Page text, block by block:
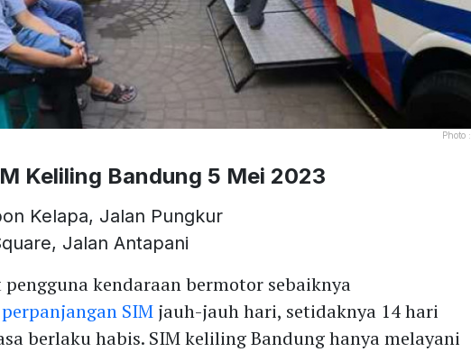
Photo :
Keliling Bandung 5 Mei 2023
Kelapa, Jalan Pungkur
Jalan Antapani
pengguna kendaraan bermotor sebaiknya
perpanjangan SIM jauh-jauh hari, setidaknya 14 hari
berlaku habis. SIM keliling Bandung hanya melayani